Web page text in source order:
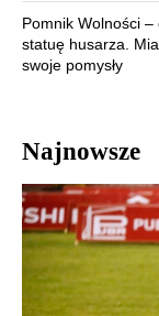
Pomnik Wolności
statuę husarza.
swoje pomysły
Najnowsze